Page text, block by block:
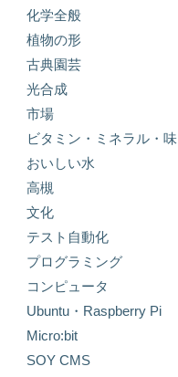
化学全般
植物の形
古典園芸
光合成
市場
ビタミン・ミネラル・味
おいしい水
高槻
文化
テスト自動化
プログラミング
コンピュータ
Ubuntu・Raspberry Pi
Micro:bit
SOY CMS